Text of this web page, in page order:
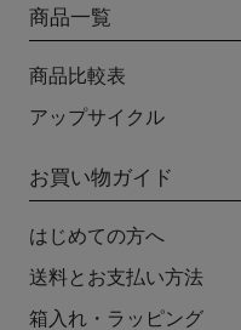
商品一覧
商品比較表
アップサイクル
お買い物ガイド
はじめての方へ
送料とお支払い方法
箱入れ・ラッピング